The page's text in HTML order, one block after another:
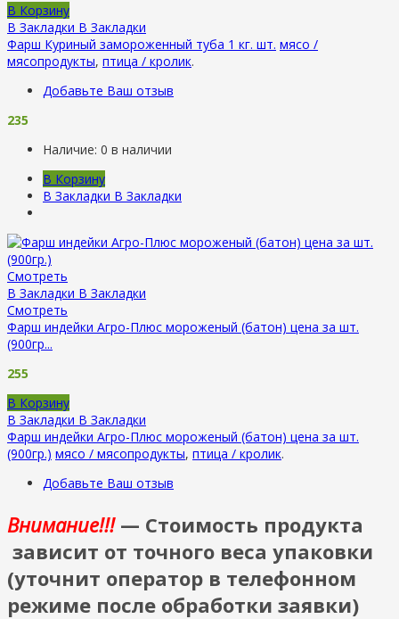
В Корзину
В Закладки В Закладки
Фарш Куриный замороженный туба 1 кг. шт. мясо /
мясопродукты, птица / кролик.
Добавьте Ваш отзыв
235
Наличие: 0 в наличии
В Корзину
В Закладки В Закладки
Смотреть
В Закладки В Закладки
Смотреть
Фарш индейки Агро-Плюс мороженый (батон) цена за шт.
(900гр...
255
В Корзину
В Закладки В Закладки
Фарш индейки Агро-Плюс мороженый (батон) цена за шт.
(900гр.) мясо / мясопродукты, птица / кролик.
Добавьте Ваш отзыв
Внимание!!!— Стоимость продукта
зависит от точного веса упаковки
(уточнит оператор в телефонном
режиме после обработки заявки)